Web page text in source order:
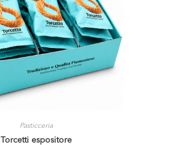
Pasticceria
Torcetti espositore